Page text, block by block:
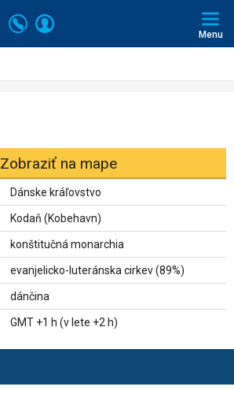
Volajte
+421
2
Prihlásiť
Menu
Zobraziť na mape
Dánske kráľovstvo
Kodaň (Kobehavn)
konštitučná monarchia
evanjelicko-luteránska cirkev (89%)
dánčina
GMT +1 h (v lete +2 h)